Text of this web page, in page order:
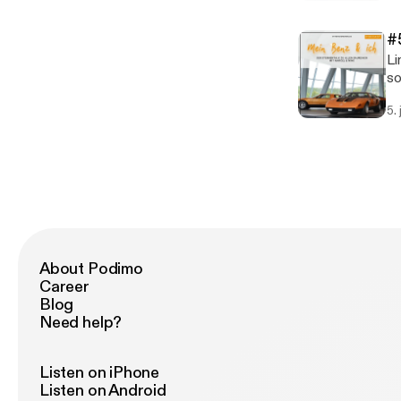
5.
About Podimo
Career
Blog
Need help?
Listen on iPhone
Listen on Android